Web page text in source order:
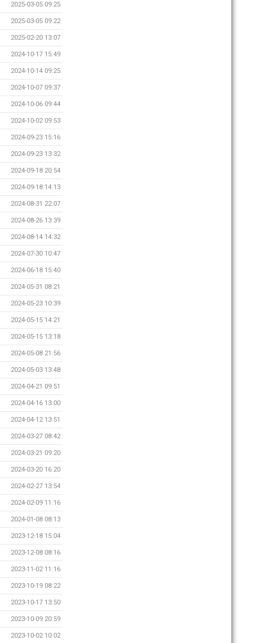
2025-03-05 09:25
2025-03-05 09:22
2025-02-20 13:07
2024-10-17 15:49
2024-10-14 09:25
2024-10-07 09:37
2024-10-06 09:44
2024-10-02 09:53
2024-09-23 15:16
2024-09-23 13:32
2024-09-18 20:54
2024-09-18 14:13
2024-08-31 22:07
2024-08-26 13:39
2024-08-14 14:32
2024-07-30 10:47
2024-06-18 15:40
2024-05-31 08:21
2024-05-23 10:39
2024-05-15 14:21
2024-05-15 13:18
2024-05-08 21:56
2024-05-03 13:48
2024-04-21 09:51
2024-04-16 13:00
2024-04-12 13:51
2024-03-27 08:42
2024-03-21 09:20
2024-03-20 16:20
2024-02-27 13:54
2024-02-09 11:16
2024-01-08 08:13
2023-12-18 15:04
2023-12-08 08:16
2023-11-02 11:16
2023-10-19 08:22
2023-10-17 13:50
2023-10-09 20:59
2023-10-02 10:02